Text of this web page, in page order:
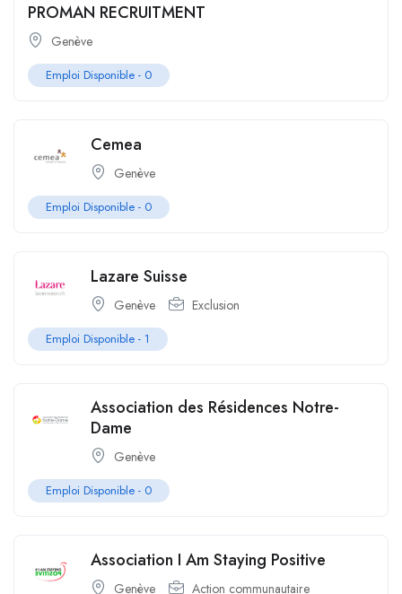
PROMAN RECRUITMENT
Genève
Emploi Disponible - 0
Cemea
Genève
Emploi Disponible - 0
Lazare Suisse
Genève Exclusion
Emploi Disponible - 1
Association des Résidences Notre-
Dame
Genève
Emploi Disponible - 0
Association I Am Staying Positive
Genève Action communautaire